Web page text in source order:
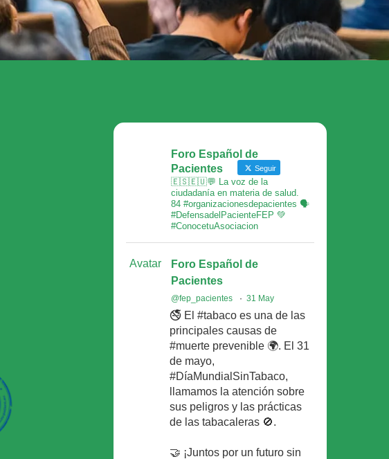
Foro Español de
Pacientes
Seguir
🇪🇸🇪🇺💬 La voz de la
ciudadanía en materia de salud.
84 #organizacionesdepacientes 🗣
#DefensadelPacienteFEP 💚
#ConocetuAsociacion
Avatar
Foro Español de
Pacientes
@fep_pacientes · 31 May
🚭 El #tabaco es una de las
principales causas de
#muerte prevenible 🌍. El 31
de mayo,
#DíaMundialSinTabaco,
llamamos la atención sobre
sus peligros y las prácticas
de las tabacaleras 🚫.
🤝 ¡Juntos por un futuro sin